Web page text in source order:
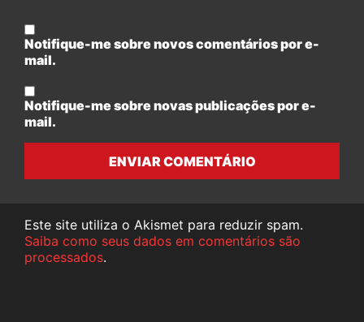
Notifique-me sobre novos comentários por e-
mail.
Notifique-me sobre novas publicações por e-
mail.
ENVIAR COMENTÁRIO
Este site utiliza o Akismet para reduzir spam.
Saiba como seus dados em comentários são
processados.